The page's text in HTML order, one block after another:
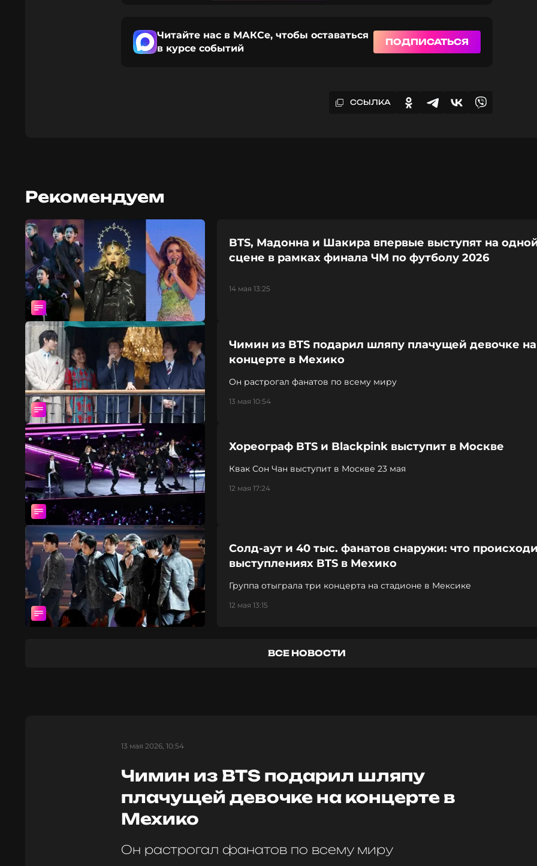
Читайте нас в МАКСе, чтобы оставаться
в курсе событий
ПОДПИСАТЬСЯ
ССЫЛКА
Рекомендуем
BTS, Мадонна и Шакира впервые выступят на
сцене в рамках финала ЧМ по футболу 2026
14 мая 13:25
Чимин из BTS подарил шляпу плачущей девочке на
концерте в Мехико
Он растрогал фанатов по всему миру
13 мая 10:54
Хореограф BTS и Blackpink выступит в Москве
Квак Сон Чан выступит в Москве 23 мая
12 мая 17:24
Солд-аут и 40 тыс. фанатов снаружи: что
выступлениях BTS в Мехико
Группа отыграла три концерта на стадионе в Мексике
12 мая 13:15
ВСЕ НОВОСТИ
13 мая 2026, 10:54
Чимин из BTS подарил шляпу
плачущей девочке на концерте в
Мехико
Он растрогал фанатов по всему миру